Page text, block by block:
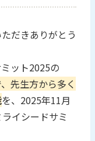
だきありがとう
ット2025の
先生方から多く
を、2025年11月
イシードサミ